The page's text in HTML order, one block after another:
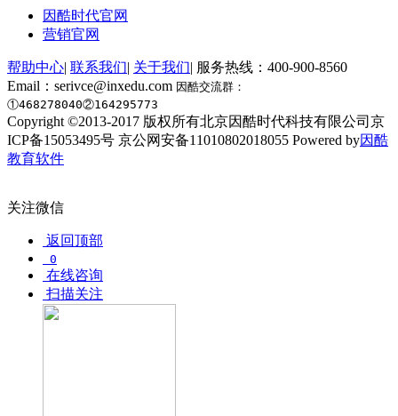
因酷时代官网
营销官网
帮助中心| 联系我们| 关于我们| 服务热线：400-900-8560
Email：serivce@inxedu.com 因酷交流群：
①468278040②164295773
Copyright ©2013-2017 版权所有北京因酷时代科技有限公司京
ICP备15053495号 京公网安备11010802018055 Powered by因酷
教育软件
关注微信
返回顶部
0
在线咨询
扫描关注